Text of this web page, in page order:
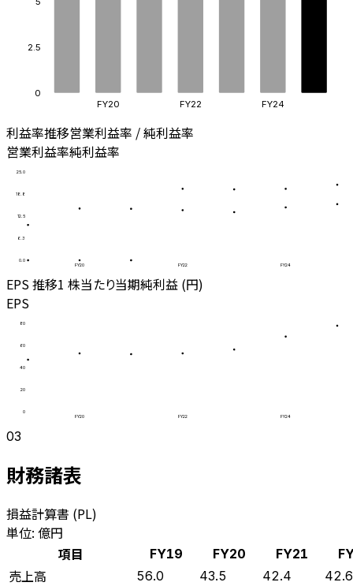
0
2.5
FY20 FY22 FY24
利益率推移営業利益率 / 純利益率
営業利益率純利益率
0.0
6.3
12.5
18.8
25.0
FY20 FY22 FY24
EPS 推移1 株当たり当期純利益 (円)
EPS
0
20
40
60
80
FY20 FY22 FY24
03
財務諸表
損益計算書 (PL)
単位: 億円
項目
FY19 FY20 FY21
売上高 56.0 43.5 42.4 42.6